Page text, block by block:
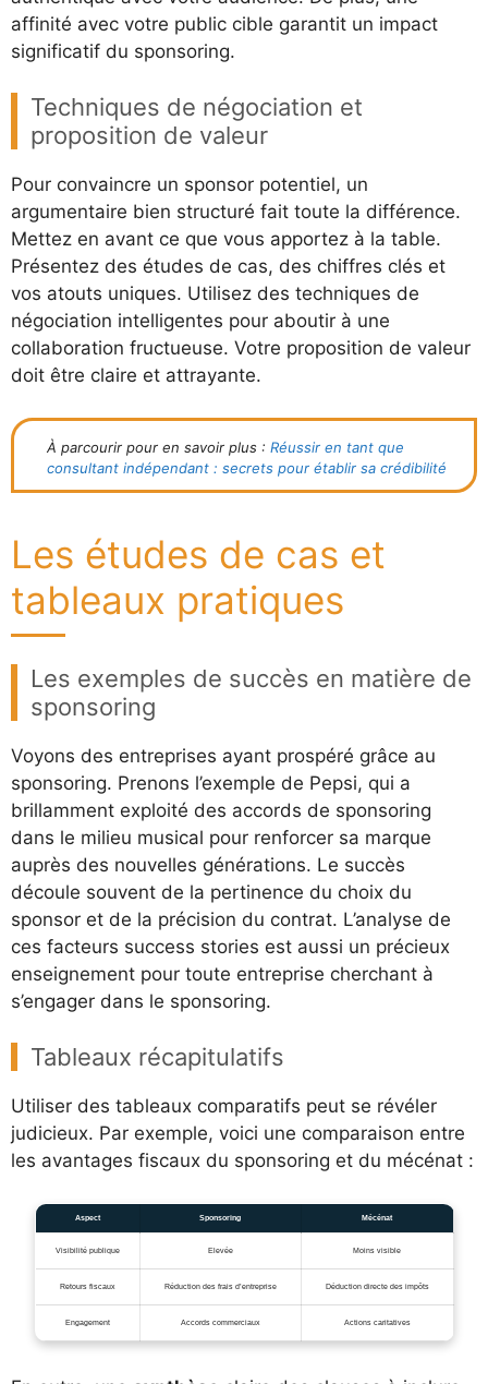
affinité avec votre public cible garantit un impact
significatif du sponsoring.
Techniques de négociation et
proposition de valeur
Pour convaincre un sponsor potentiel, un
argumentaire bien structuré fait toute la différence.
Mettez en avant ce que vous apportez à la table.
Présentez des études de cas, des chiffres clés et
vos atouts uniques. Utilisez des techniques de
négociation intelligentes pour aboutir à une
collaboration fructueuse. Votre proposition de valeur
doit être claire et attrayante.
À parcourir pour en savoir plus : Réussir en tant que
consultant indépendant : secrets pour établir sa crédibilité
Les études de cas et
tableaux pratiques
Les exemples de succès en matière de
sponsoring
Voyons des entreprises ayant prospéré grâce au
sponsoring. Prenons l’exemple de Pepsi, qui a
brillamment exploité des accords de sponsoring
dans le milieu musical pour renforcer sa marque
auprès des nouvelles générations. Le succès
découle souvent de la pertinence du choix du
sponsor et de la précision du contrat. L’analyse de
ces facteurs success stories est aussi un précieux
enseignement pour toute entreprise cherchant à
s’engager dans le sponsoring.
Tableaux récapitulatifs
Utiliser des tableaux comparatifs peut se révéler
judicieux. Par exemple, voici une comparaison entre
les avantages fiscaux du sponsoring et du mécénat :
Aspect Sponsoring Mécénat
Visibilité publique Elevée Moins visible
Retours fiscaux Réduction des frais d’entreprise Déduction directe des impôts
Engagement Accords commerciaux Actions caritatives